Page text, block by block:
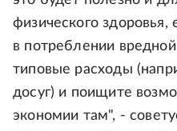
физического здоровья,
в потреблении
типовые расходы
досуг) и поищите
экономии там", -